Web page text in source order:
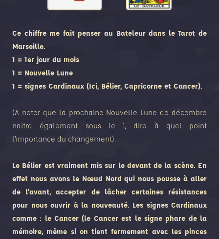
Ce chiffre me fait penser au Bateleur dans le Tarot de
Marseille.
1 = 1er jour du mois
1 = Nouvelle Lune
1 = signes Cardinaux (Ici, Bélier, Capricorne et Cancer).
(A noter que la prochaine Nouvelle Lune de décembre
naitra également sous le 1, dire à quel point
l’importance du changement).
Le Bélier est vraiment mis sur le devant de la scène. En
effet nous avons le Nœud Nord qui nous pousse à aller
de l’avant, accepter de lâcher certaines résistances
pour nous ouvrir à la nouveauté. Les signes Cardinaux
comme : le Cancer (le Cancer est le signe phare de la
mémoire, même si on tient fermement avec les pinces